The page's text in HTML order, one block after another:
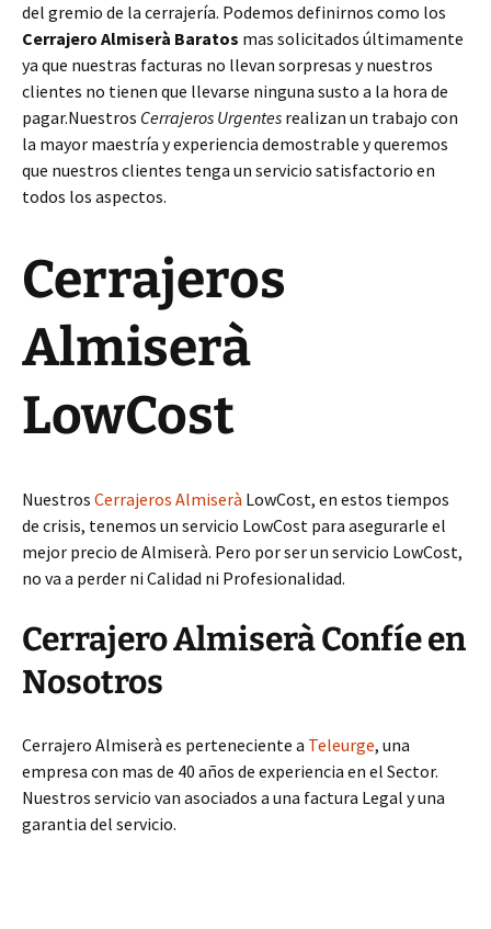
del gremio de la cerrajería. Podemos definirnos como los
Cerrajero Almiserà Baratos mas solicitados últimamente
ya que nuestras facturas no llevan sorpresas y nuestros
clientes no tienen que llevarse ninguna susto a la hora de
pagar.Nuestros Cerrajeros Urgentes realizan un trabajo con
la mayor maestría y experiencia demostrable y queremos
que nuestros clientes tenga un servicio satisfactorio en
todos los aspectos.
Cerrajeros
Almiserà
LowCost
Nuestros Cerrajeros Almiserà LowCost, en estos tiempos
de crisis, tenemos un servicio LowCost para asegurarle el
mejor precio de Almiserà. Pero por ser un servicio LowCost,
no va a perder ni Calidad ni Profesionalidad.
Cerrajero Almiserà Confíe en
Nosotros
Cerrajero Almiserà es perteneciente a Teleurge, una
empresa con mas de 40 años de experiencia en el Sector.
Nuestros servicio van asociados a una factura Legal y una
garantia del servicio.